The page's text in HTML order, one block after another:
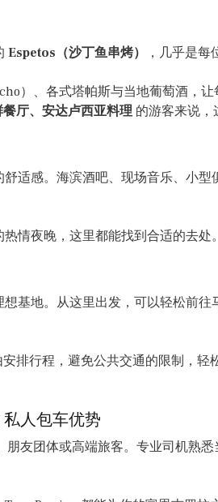
Espetos（沙丁鱼串烤） ，几乎是每
）、各式塔帕斯与当地葡萄酒，
厅、安达卢西亚料理 的游客来说，
适感。海滨酒吧、现场音乐、小型
情夜晚，这里都能找到合适的去处。
基地。从这里出发，可以轻松前往
安排行程，避免公共交通的限制，轻
人包车优势
友团体或高端旅客。专业司机熟